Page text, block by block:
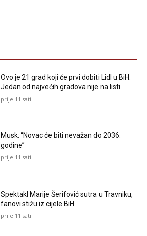
Ovo je 21 grad koji će prvi dobiti Lidl u BiH:
Jedan od najvećih gradova nije na listi
prije 11 sati
Musk: “Novac će biti nevažan do 2036.
godine”
prije 11 sati
Spektakl Marije Šerifović sutra u Travniku,
fanovi stižu iz cijele BiH
prije 11 sati